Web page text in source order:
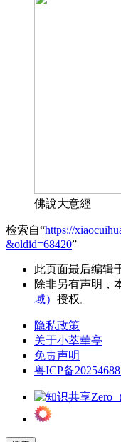
佛說大意經
检索自“https://
&oldid=68420”
此页面最后编辑
除非另有声明，
域） 授权。
隐私政策
关于小萃華亭
免责声明
粤ICP备